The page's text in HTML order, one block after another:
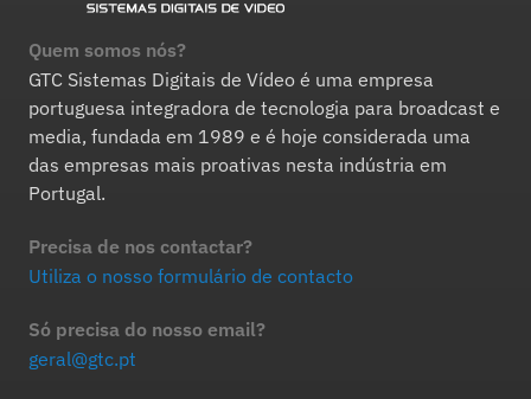
Quem somos nós?
GTC Sistemas Digitais de Vídeo é uma empresa
portuguesa integradora de tecnologia para broadcast e
media, fundada em 1989 e é hoje considerada uma
das empresas mais proativas nesta indústria em
Portugal.
Precisa de nos contactar?
Utiliza o nosso formulário de contacto
Só precisa do nosso email?
geral@gtc.pt